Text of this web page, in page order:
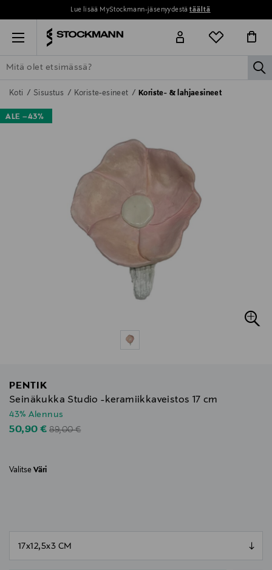
Lue lisää MyStockmann-jäsenyydestätäältä
Menu
ETSI KAIKKI NAISET MIEHET LAPSET KOTI
Koti Sisustus Koriste-esineet Koriste- & lahjaesineet
ALE –43%
PENTIK
Seinäkukka Studio -keramiikkaveistos 17 cm
43% Alennus
Discounted Price
50,90 €Original Price
89,00 €
Valitse Väri